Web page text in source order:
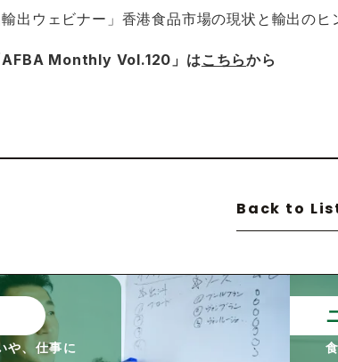
輸出ウェビナー」香港食品市場の現状と輸出のヒ
AFBA Monthly Vol.120」はこちらから
Back to
や、仕事に